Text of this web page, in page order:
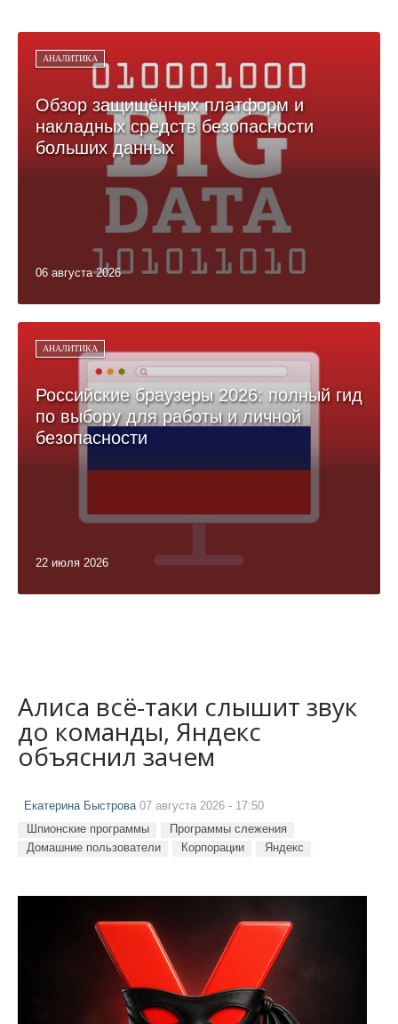
АНАЛИТИКА
Обзор защищённых платформ и
накладных средств безопасности
больших данных
06 августа 2026
АНАЛИТИКА
Российские браузеры 2026: полный гид
по выбору для работы и личной
безопасности
22 июля 2026
Алиса всё-таки слышит звук
до команды, Яндекс
объяснил зачем
Екатерина Быстрова 07 августа 2026 - 17:50
Шпионские программы
Программы слежения
Домашние пользователи
Корпорации Яндекс